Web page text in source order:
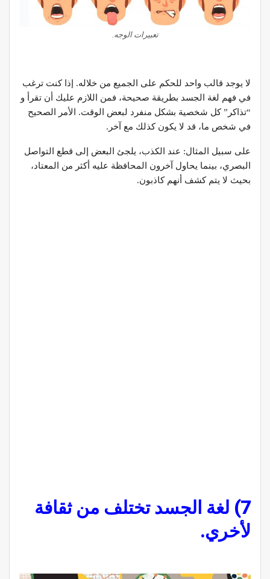
تعبيرات الوجه.
لا يوجد قالب واحد للحكم على الجميع من خلاله. إذا كنت ترغب
في فهم لغة الجسد بطريقة صحيحة، فمن اللازم عليك أن تقرأ و
“تذاكر” كل شخصية بشكل منفرد لبعض الوقت. الأمر الصحيح
في شخص ما، قد لا يكون كذلك مع آخر.
على سبيل المثال: عند الكذب، يلجئ البعض إلى قطع التواصل
البصري، بينما يحاول آخرون المحافظة عليه أكثر من المعتاد،
بحيث لا يتم كشف أنهم كاذبون.
7) لغة الجسد تختلف من ثقافة
لأخري.